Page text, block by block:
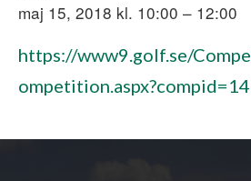
maj 15, 2018 kl. 10:00 – 12:00
https://www9.golf.se/